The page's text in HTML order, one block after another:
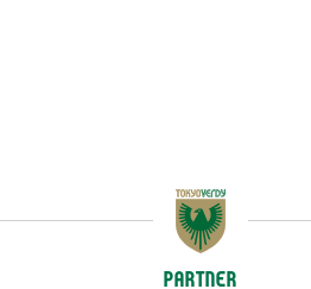
PARTNER